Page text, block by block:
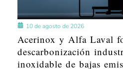
10 de agosto de 2026
Acerinox y Alfa Laval
descarbonización
inoxidable de bajas